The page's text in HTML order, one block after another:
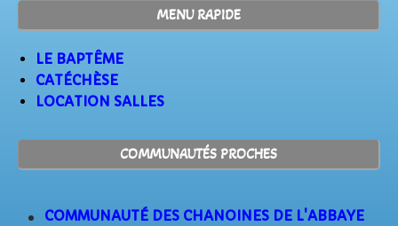
MENU RAPIDE
LE BAPTÊME
CATÉCHÈSE
LOCATION SALLES
COMMUNAUTÉS PROCHES
COMMUNAUTÉ DES CHANOINES DE L'ABBAYE